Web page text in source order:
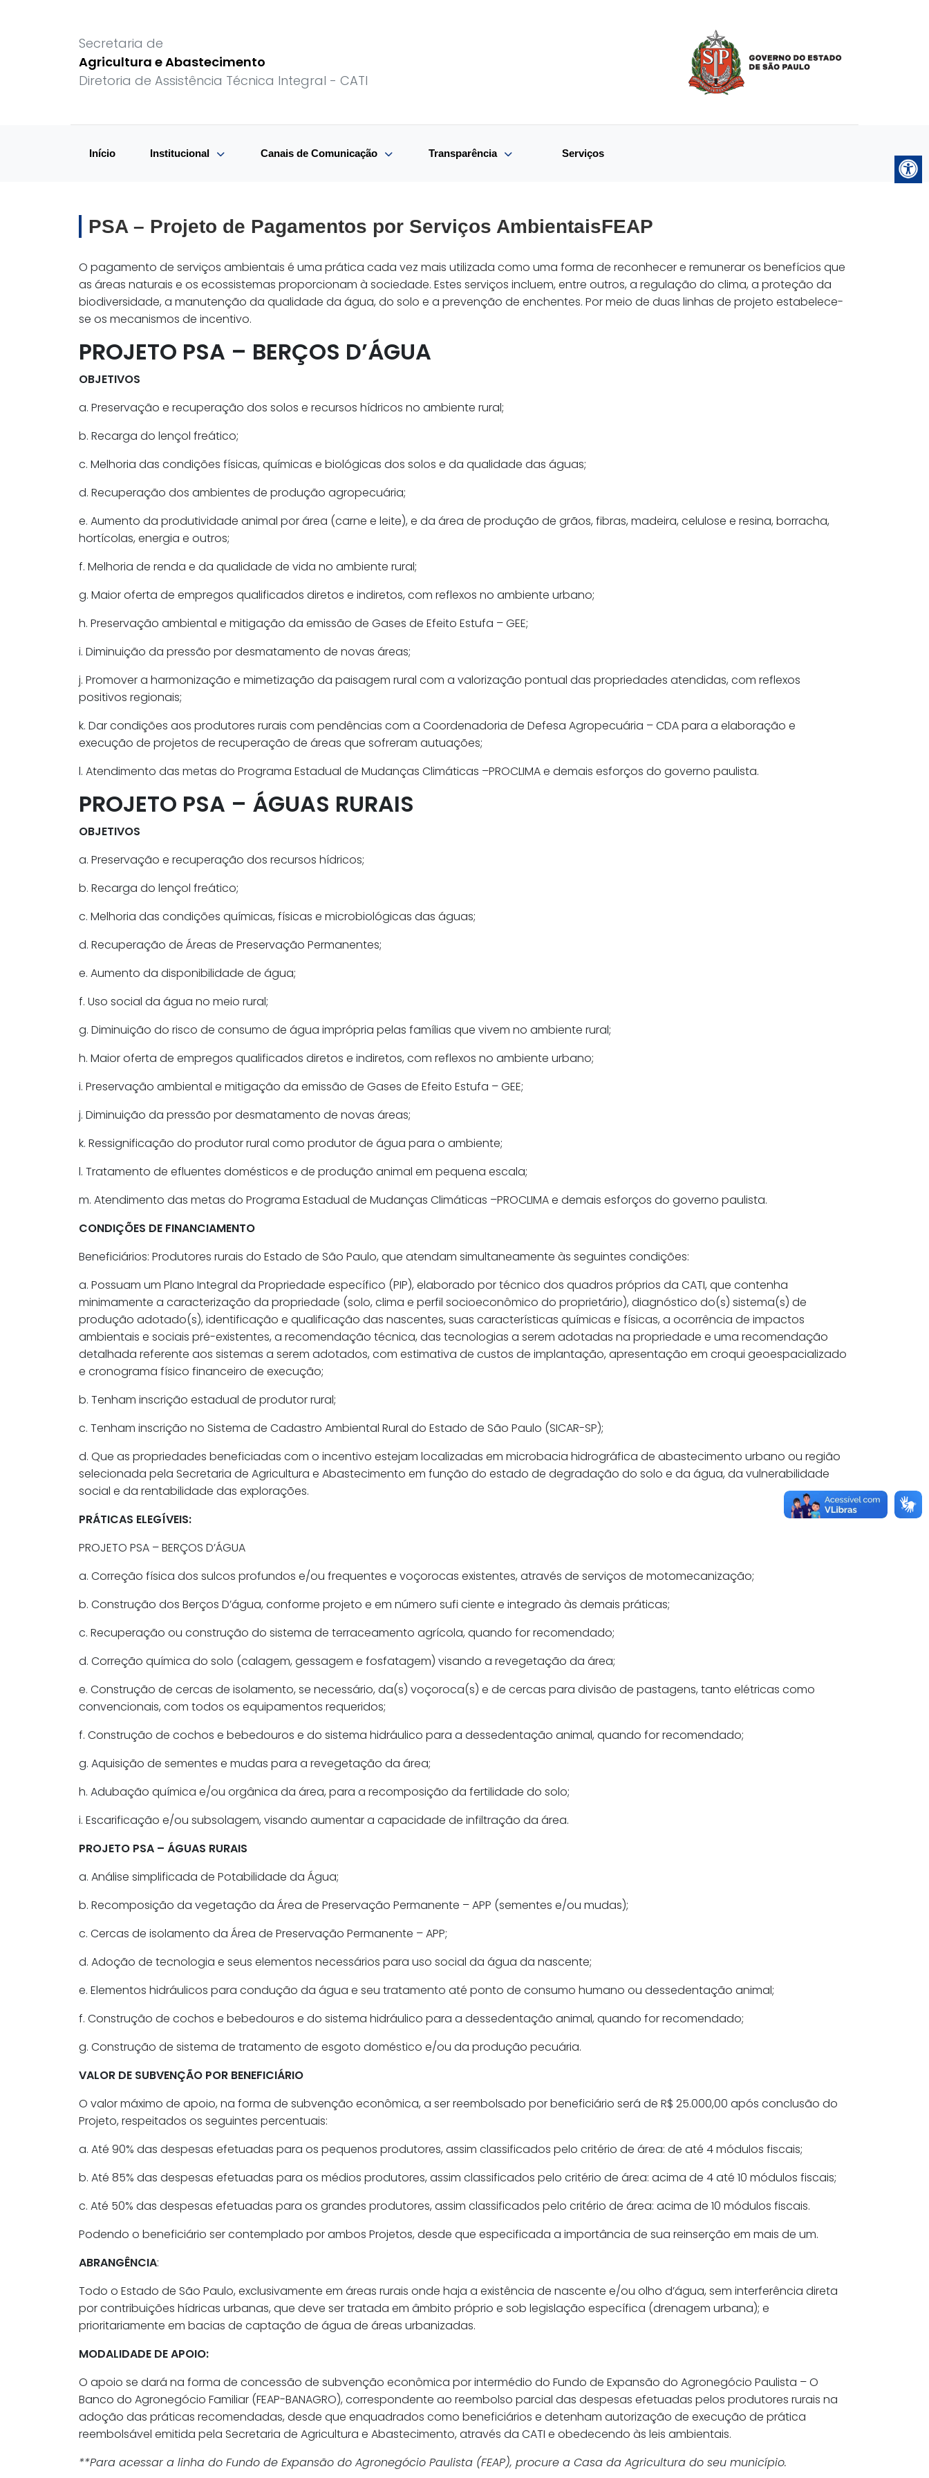
Secretaria de
Agricultura e Abastecimento
Diretoria de Assistência Técnica Integral - CATI
Início Institucional Canais de Comunicação Transparência Serviços
PSA – Projeto de Pagamentos por Serviços AmbientaisFEAP
O pagamento de serviços ambientais é uma prática cada vez mais utilizada como uma forma de reconhecer e remunerar os benefícios que
as áreas naturais e os ecossistemas proporcionam à sociedade. Estes serviços incluem, entre outros, a regulação do clima, a proteção da
biodiversidade, a manutenção da qualidade da água, do solo e a prevenção de enchentes. Por meio de duas linhas de projeto estabelece-
se os mecanismos de incentivo.
PROJETO PSA – BERÇOS D’ÁGUA
OBJETIVOS
a. Preservação e recuperação dos solos e recursos hídricos no ambiente rural;
b. Recarga do lençol freático;
c. Melhoria das condições físicas, químicas e biológicas dos solos e da qualidade das águas;
d. Recuperação dos ambientes de produção agropecuária;
e. Aumento da produtividade animal por área (carne e leite), e da área de produção de grãos, fibras, madeira, celulose e resina, borracha,
hortícolas, energia e outros;
f. Melhoria de renda e da qualidade de vida no ambiente rural;
g. Maior oferta de empregos qualificados diretos e indiretos, com reflexos no ambiente urbano;
h. Preservação ambiental e mitigação da emissão de Gases de Efeito Estufa – GEE;
i. Diminuição da pressão por desmatamento de novas áreas;
j. Promover a harmonização e mimetização da paisagem rural com a valorização pontual das propriedades atendidas, com reflexos
positivos regionais;
k. Dar condições aos produtores rurais com pendências com a Coordenadoria de Defesa Agropecuária – CDA para a elaboração e
execução de projetos de recuperação de áreas que sofreram autuações;
l. Atendimento das metas do Programa Estadual de Mudanças Climáticas –PROCLIMA e demais esforços do governo paulista.
PROJETO PSA – ÁGUAS RURAIS
OBJETIVOS
a. Preservação e recuperação dos recursos hídricos;
b. Recarga do lençol freático;
c. Melhoria das condições químicas, físicas e microbiológicas das águas;
d. Recuperação de Áreas de Preservação Permanentes;
e. Aumento da disponibilidade de água;
f. Uso social da água no meio rural;
g. Diminuição do risco de consumo de água imprópria pelas famílias que vivem no ambiente rural;
h. Maior oferta de empregos qualificados diretos e indiretos, com reflexos no ambiente urbano;
i. Preservação ambiental e mitigação da emissão de Gases de Efeito Estufa – GEE;
j. Diminuição da pressão por desmatamento de novas áreas;
k. Ressignificação do produtor rural como produtor de água para o ambiente;
l. Tratamento de efluentes domésticos e de produção animal em pequena escala;
m. Atendimento das metas do Programa Estadual de Mudanças Climáticas –PROCLIMA e demais esforços do governo paulista.
CONDIÇÕES DE FINANCIAMENTO
Beneficiários: Produtores rurais do Estado de São Paulo, que atendam simultaneamente às seguintes condições:
a. Possuam um Plano Integral da Propriedade específico (PIP), elaborado por técnico dos quadros próprios da CATI, que contenha
minimamente a caracterização da propriedade (solo, clima e perfil socioeconômico do proprietário), diagnóstico do(s) sistema(s) de
produção adotado(s), identificação e qualificação das nascentes, suas características químicas e físicas, a ocorrência de impactos
ambientais e sociais pré-existentes, a recomendação técnica, das tecnologias a serem adotadas na propriedade e uma recomendação
detalhada referente aos sistemas a serem adotados, com estimativa de custos de implantação, apresentação em croqui geoespacializado
e cronograma físico financeiro de execução;
b. Tenham inscrição estadual de produtor rural;
c. Tenham inscrição no Sistema de Cadastro Ambiental Rural do Estado de São Paulo (SICAR-SP);
d. Que as propriedades beneficiadas com o incentivo estejam localizadas em microbacia hidrográfica de abastecimento urbano ou região
selecionada pela Secretaria de Agricultura e Abastecimento em função do estado de degradação do solo e da água, da vulnerabilidade
social e da rentabilidade das explorações.
PRÁTICAS ELEGÍVEIS:
PROJETO PSA – BERÇOS D’ÁGUA
a. Correção física dos sulcos profundos e/ou frequentes e voçorocas existentes, através de serviços de motomecanização;
b. Construção dos Berços D’água, conforme projeto e em número sufi ciente e integrado às demais práticas;
c. Recuperação ou construção do sistema de terraceamento agrícola, quando for recomendado;
d. Correção química do solo (calagem, gessagem e fosfatagem) visando a revegetação da área;
e. Construção de cercas de isolamento, se necessário, da(s) voçoroca(s) e de cercas para divisão de pastagens, tanto elétricas como
convencionais, com todos os equipamentos requeridos;
f. Construção de cochos e bebedouros e do sistema hidráulico para a dessedentação animal, quando for recomendado;
g. Aquisição de sementes e mudas para a revegetação da área;
h. Adubação química e/ou orgânica da área, para a recomposição da fertilidade do solo;
i. Escarificação e/ou subsolagem, visando aumentar a capacidade de infiltração da área.
PROJETO PSA – ÁGUAS RURAIS
a. Análise simplificada de Potabilidade da Água;
b. Recomposição da vegetação da Área de Preservação Permanente – APP (sementes e/ou mudas);
c. Cercas de isolamento da Área de Preservação Permanente – APP;
d. Adoção de tecnologia e seus elementos necessários para uso social da água da nascente;
e. Elementos hidráulicos para condução da água e seu tratamento até ponto de consumo humano ou dessedentação animal;
f. Construção de cochos e bebedouros e do sistema hidráulico para a dessedentação animal, quando for recomendado;
g. Construção de sistema de tratamento de esgoto doméstico e/ou da produção pecuária.
VALOR DE SUBVENÇÃO POR BENEFICIÁRIO
O valor máximo de apoio, na forma de subvenção econômica, a ser reembolsado por beneficiário será de R$ 25.000,00 após conclusão do
Projeto, respeitados os seguintes percentuais:
a. Até 90% das despesas efetuadas para os pequenos produtores, assim classificados pelo critério de área: de até 4 módulos fiscais;
b. Até 85% das despesas efetuadas para os médios produtores, assim classificados pelo critério de área: acima de 4 até 10 módulos fiscais;
c. Até 50% das despesas efetuadas para os grandes produtores, assim classificados pelo critério de área: acima de 10 módulos fiscais.
Podendo o beneficiário ser contemplado por ambos Projetos, desde que especificada a importância de sua reinserção em mais de um.
ABRANGÊNCIA:
Todo o Estado de São Paulo, exclusivamente em áreas rurais onde haja a existência de nascente e/ou olho d’água, sem interferência direta
por contribuições hídricas urbanas, que deve ser tratada em âmbito próprio e sob legislação específica (drenagem urbana); e
prioritariamente em bacias de captação de água de áreas urbanizadas.
MODALIDADE DE APOIO:
O apoio se dará na forma de concessão de subvenção econômica por intermédio do Fundo de Expansão do Agronegócio Paulista – O
Banco do Agronegócio Familiar (FEAP-BANAGRO), correspondente ao reembolso parcial das despesas efetuadas pelos produtores rurais na
adoção das práticas recomendadas, desde que enquadrados como beneficiários e detenham autorização de execução de prática
reembolsável emitida pela Secretaria de Agricultura e Abastecimento, através da CATI e obedecendo às leis ambientais.
**Para acessar a linha do Fundo de Expansão do Agronegócio Paulista (FEAP), procure a Casa da Agricultura do seu município.